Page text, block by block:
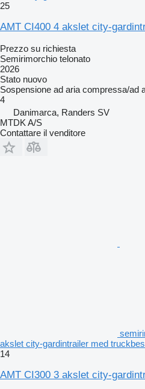
25
AMT CI400 4 akslet city-
Prezzo su richiesta
Semirimorchio telonato
2026
Stato nuovo
Sospensione ad aria compressa/ad
4
Danimarca, Randers SV
MTDK A/S
Contattare il venditore
akslet city-gardintrailer med
14
AMT CI300 3 akslet city-